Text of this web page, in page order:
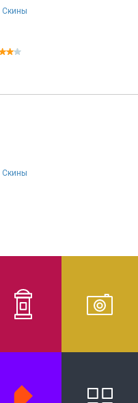
Скины
Скины